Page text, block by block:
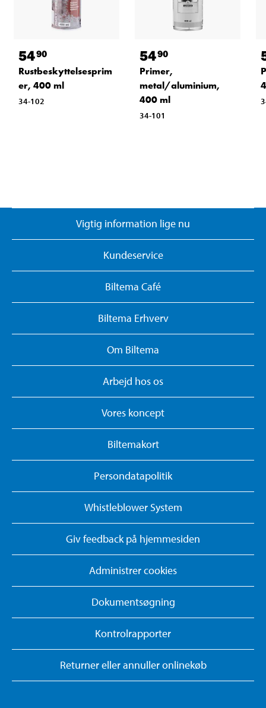
5490
Rustbeskyttelsesprim
er, 400 ml
34-102
5490
Primer,
metal/aluminium,
400 ml
34-101
Vigtig information lige nu
Kundeservice
Biltema Café
Biltema Erhverv
Om Biltema
Arbejd hos os
Vores koncept
Biltemakort
Persondatapolitik
Whistleblower System
Giv feedback på hjemmesiden
Administrer cookies
Dokumentsøgning
Kontrolrapporter
Returner eller annuller onlinekøb